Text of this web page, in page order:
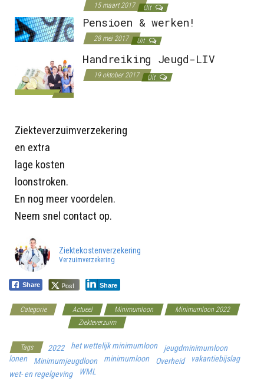
15 maart 2017 Uit
Pensioen & werken!
28 mei 2017 Uit
Handreiking Jeugd-LIV
19 oktober 2017 Uit
Ziekteverzuimverzekering
en extra
lage kosten
loonstroken.
En nog meer voordelen.
Neem snel contact op.
Ziektekostenverzekering
Verzuimverzekering
Share Post Share
Categorie Actueel Minimumloon
Minimumloon 2022
Ziekteverzuim
Tags 2022 het wettelijk minimumloon
jeugdminimumloon
lonen
Minimumjeugdloon minimumloon Overheid
vakantiebijslag
wet- en regelgeving
WML